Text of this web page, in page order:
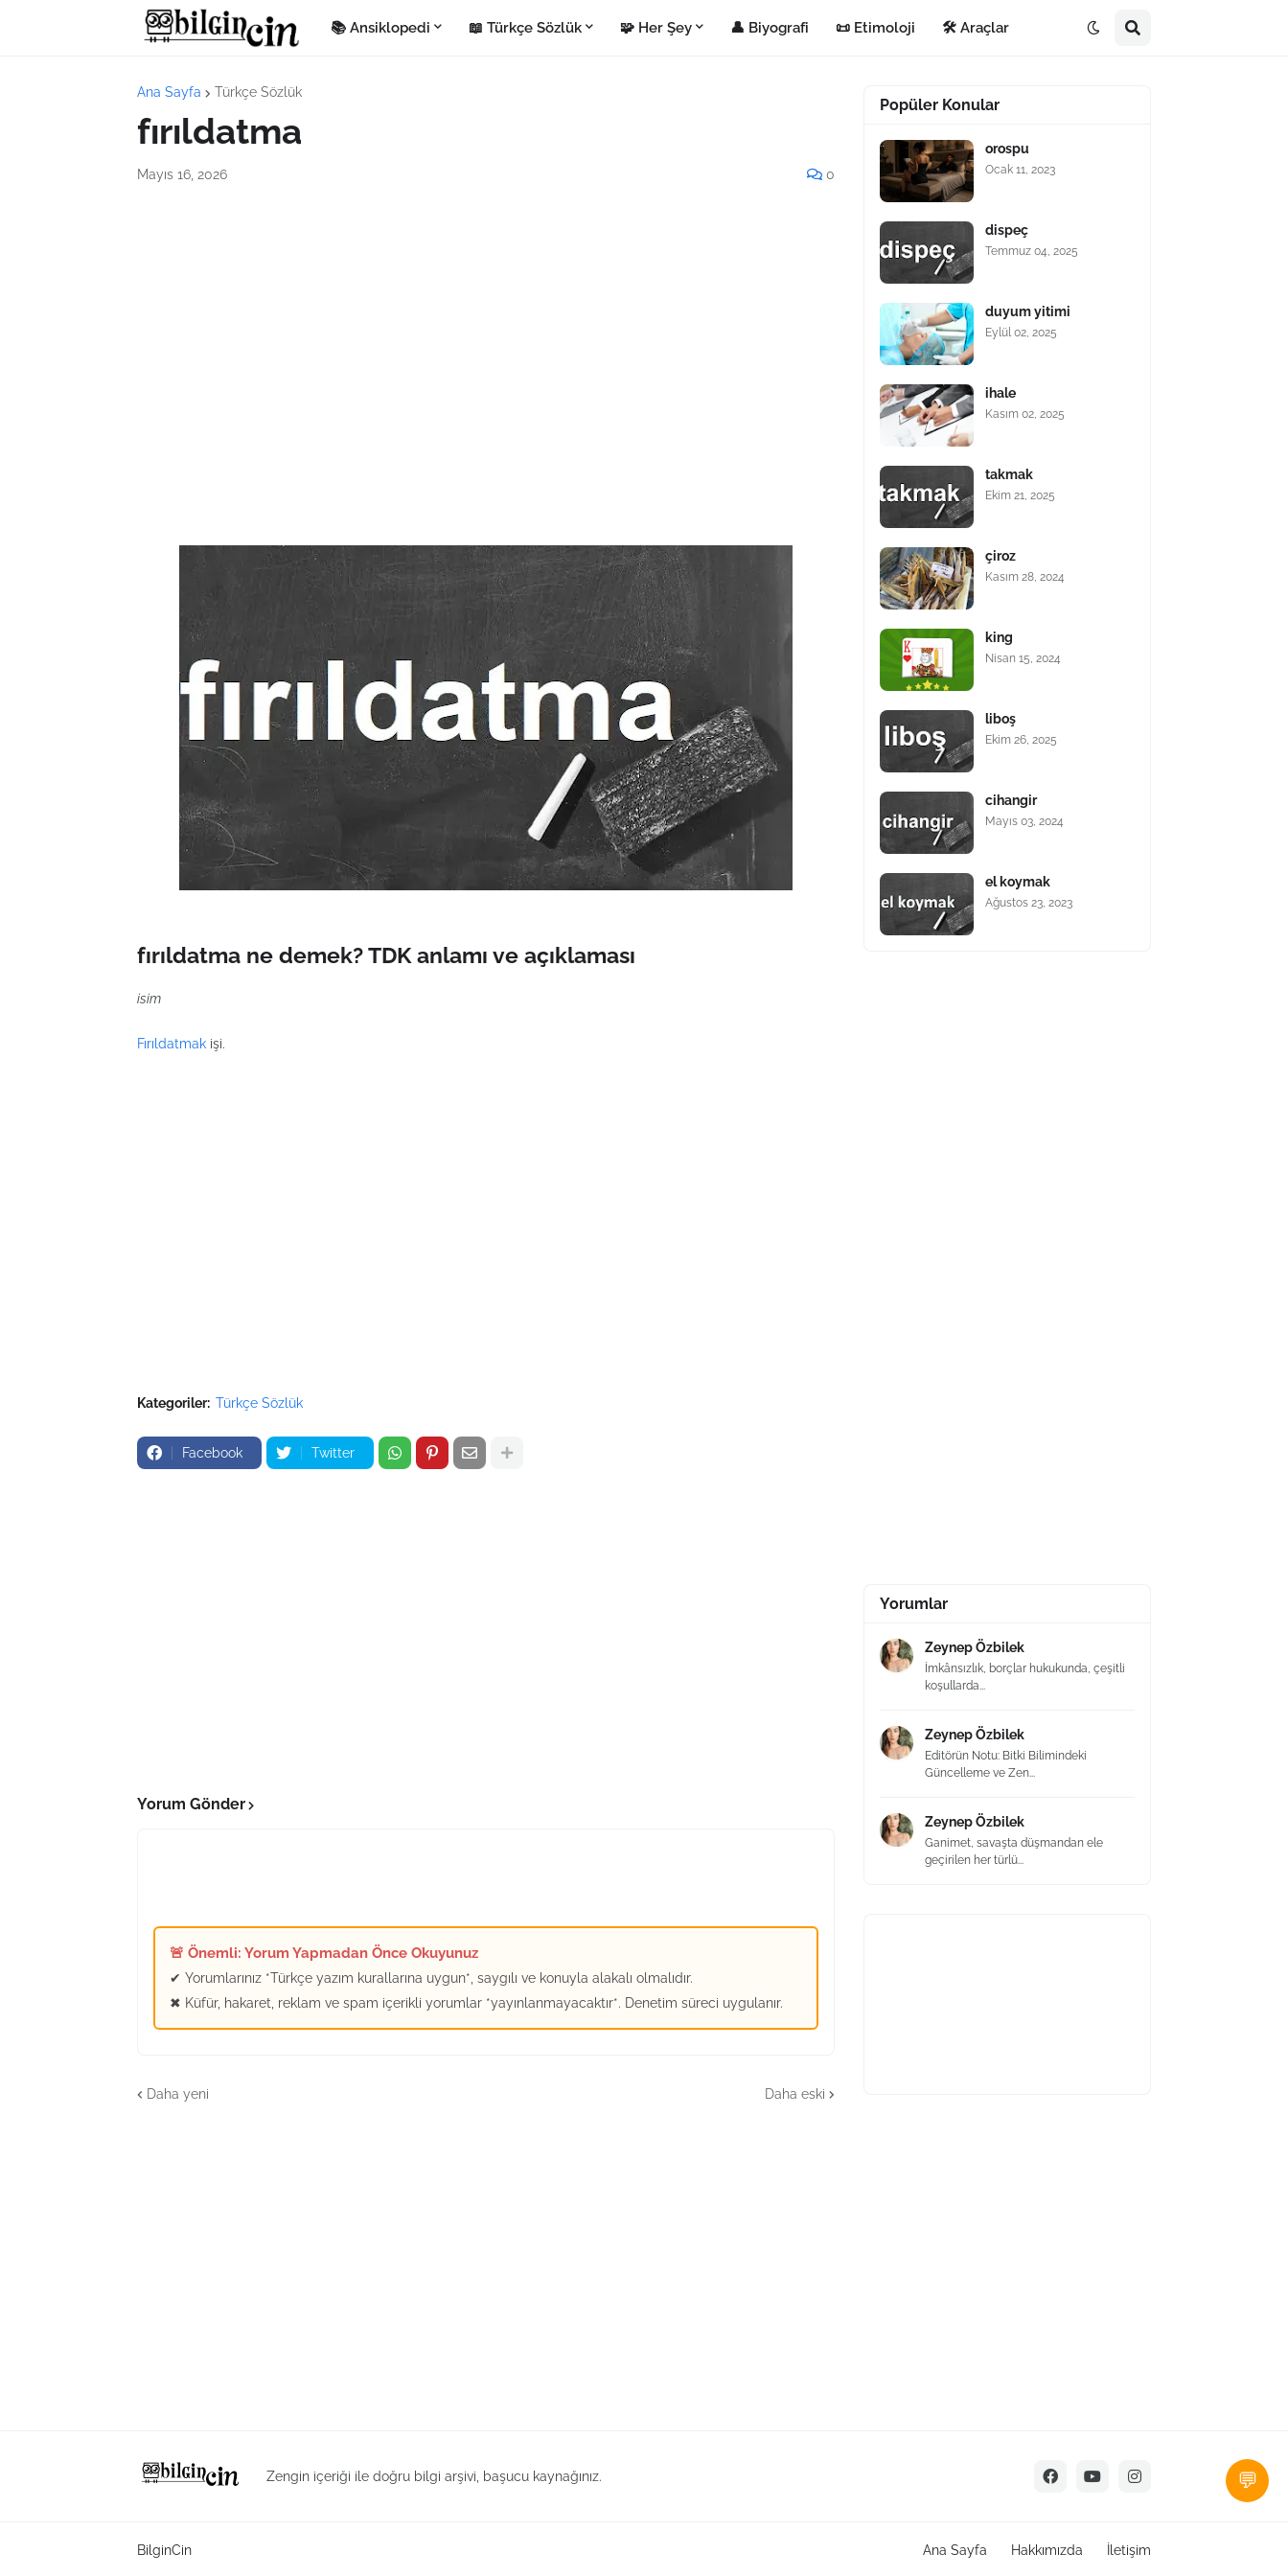
📚 Ansiklopedi 📖 Türkçe Sözlük 🧩 Her Şey 👤 Biyografi 📜 Etimoloji 🛠️ Araçlar
Ana Sayfa Türkçe Sözlük
fırıldatma
Mayıs 16, 2026 0
fırıldatma ne demek? TDK anlamı ve açıklaması
isim
Fırıldatmak işi.
Kategoriler: Türkçe Sözlük
Facebook Twitter
Yorum Gönder
🚨 Önemli: Yorum Yapmadan Önce Okuyunuz
✔ Yorumlarınız *Türkçe yazım kurallarına uygun*, saygılı ve konuyla alakalı olmalıdır.
✖ Küfür, hakaret, reklam ve spam içerikli yorumlar *yayınlanmayacaktır*. Denetim süreci uygulanır.
Daha yeni Daha eski
Popüler Konular
orospu
Ocak 11, 2023
dispeç
Temmuz 04, 2025
duyum yitimi
Eylül 02, 2025
ihale
Kasım 02, 2025
takmak
Ekim 21, 2025
çiroz
Kasım 28, 2024
king
Nisan 15, 2024
liboş
Ekim 26, 2025
cihangir
Mayıs 03, 2024
el koymak
Ağustos 23, 2023
Yorumlar
Zeynep Özbilek
İmkânsızlık, borçlar hukukunda, çeşitli
koşullarda...
Zeynep Özbilek
Editörün Notu: Bitki Bilimindeki
Güncelleme ve Zen...
Zeynep Özbilek
Ganimet, savaşta düşmandan ele
geçirilen her türlü...
Zengin içeriği ile doğru bilgi arşivi, başucu kaynağınız.
BilginCin Ana Sayfa Hakkımızda İletişim
💬